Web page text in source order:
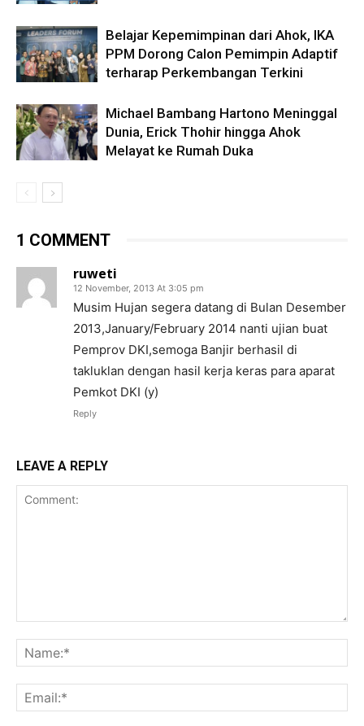
Belajar Kepemimpinan dari Ahok, IKA
PPM Dorong Calon Pemimpin Adaptif
terharap Perkembangan Terkini
Michael Bambang Hartono Meninggal
Dunia, Erick Thohir hingga Ahok
Melayat ke Rumah Duka
1 COMMENT
ruweti
12 November, 2013 At 3:05 pm
Musim Hujan segera datang di Bulan Desember
2013,January/February 2014 nanti ujian buat
Pemprov DKI,semoga Banjir berhasil di
takluklan dengan hasil kerja keras para aparat
Pemkot DKI (y)
Reply
LEAVE A REPLY